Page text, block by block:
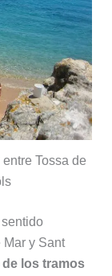
Tossa de
Mar y Sant
los tramos